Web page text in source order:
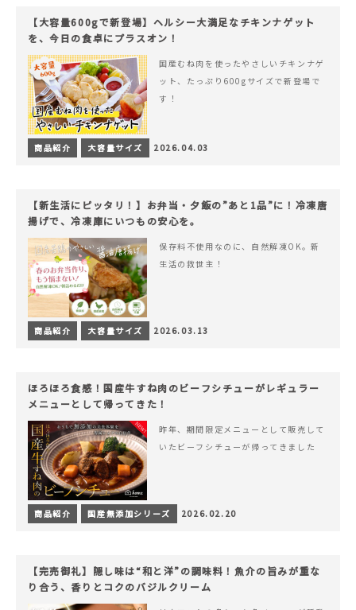
【大容量600gで新登場】ヘルシー大満足なチキンナゲット
を、今日の食卓にプラスオン！
国産むね肉を使ったやさしいチキンナゲ
ット、たっぷり600gサイズで新登場で
す！
商品紹介 大容量サイズ 2026.04.03
【新生活にピッタリ！】お弁当・夕飯の”あと1品”に！冷凍唐
揚げで、冷凍庫にいつもの安心を。
保存料不使用なのに、自然解凍OK。新
生活の救世主！
商品紹介 大容量サイズ 2026.03.13
ほろほろ食感！国産牛すね肉のビーフシチューがレギュラー
メニューとして帰ってきた！
昨年、期間限定メニューとして販売して
いたビーフシチューが帰ってきました
商品紹介 国産無添加シリーズ 2026.02.20
【完売御礼】隠し味は“和と洋”の調味料！魚介の旨みが重な
り合う、香りとコクのバジルクリーム